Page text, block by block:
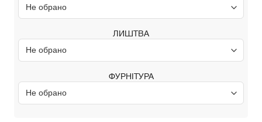
ЛИШТВА
ФУРНІТУРА